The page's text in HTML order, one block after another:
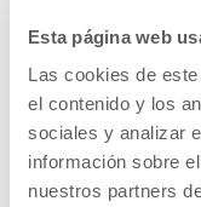
Esta página web
Las cookies de
el contenido y los
sociales y analizar
información sobre
nuestros partners